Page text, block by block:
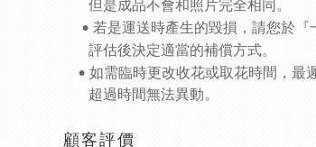
但是成品不會和照片完全相同。
• 若是運送時產生的毀損，請您於『
評估後決定適當的補償方式。
• 如需臨時更改收花或取花時間，最
超過時間無法異動。
顧客評價